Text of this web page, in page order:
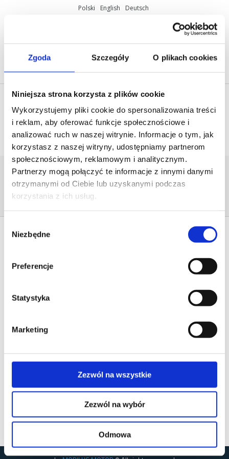
Zgoda Szczegóły O plikach cookies
Niniejsza strona korzysta z plików cookie
Wykorzystujemy pliki cookie do spersonalizowania treści
i reklam, aby oferować funkcje społecznościowe i
analizować ruch w naszej witrynie. Informacje o tym, jak
korzystasz z naszej witryny, udostępniamy partnerom
społecznościowym, reklamowym i analitycznym.
Partnerzy mogą połączyć te informacje z innymi danymi
otrzymanymi od Ciebie lub uzyskanymi podczas
korzystania z ich usług.
zgody
Niezbędne
Preferencje
Statystyka
Marketing
Zezwól na wszystkie
Zezwól na wybór
Odmowa
Polski English Deutsch
WM_BIALY_WWW
Home/[:pl]Sterowanie radiowe
Mobilus[:en]Mobilus - radio
control[:de]Fernsteuerung Mobilus[:]